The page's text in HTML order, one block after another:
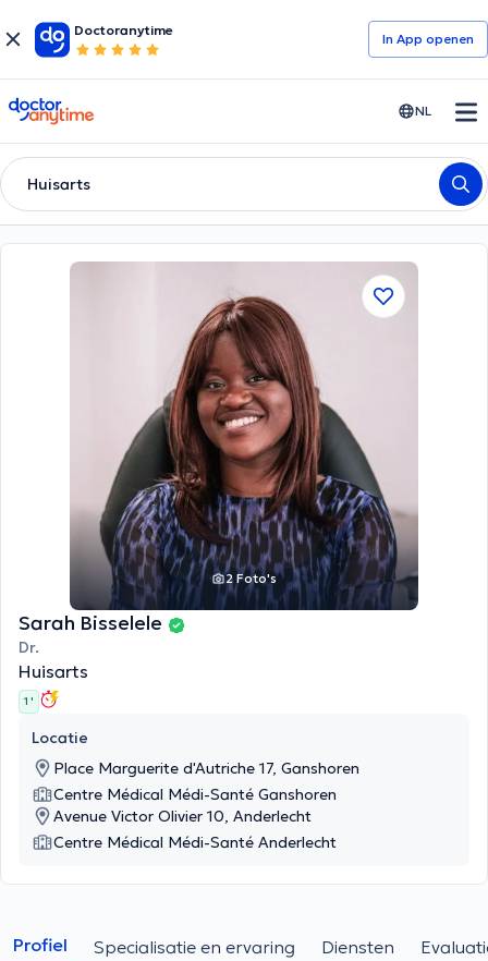
Doctoranytime
In App openen
doctoranytime NL
Huisarts
2 Foto's
Sarah Bisselele
Dr.
Huisarts
1 '
Locatie
Place Marguerite d'Autriche 17, Ganshoren
Centre Médical Médi-Santé Ganshoren
Avenue Victor Olivier 10, Anderlecht
Centre Médical Médi-Santé Anderlecht
Profiel Specialisatie en ervaring Diensten